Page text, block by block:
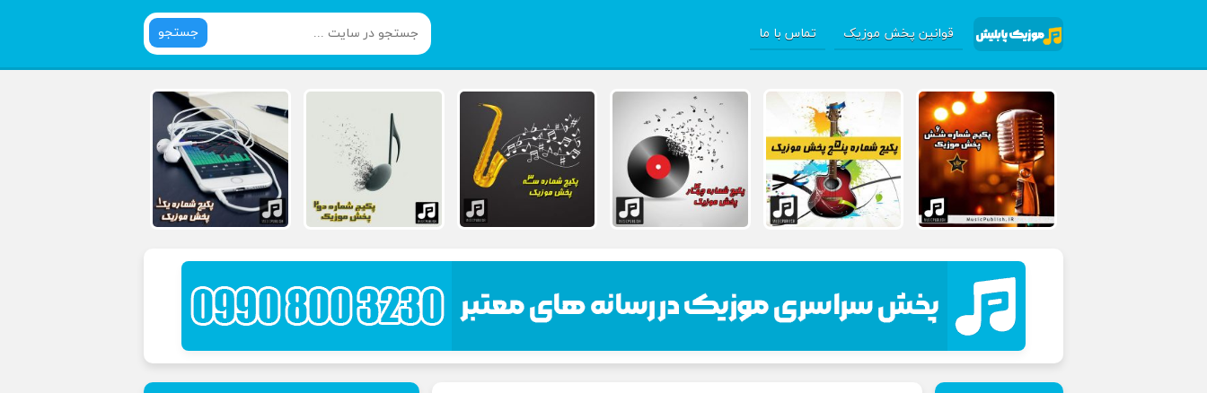
قوانین پخش موزیک تماس با ما جستجو